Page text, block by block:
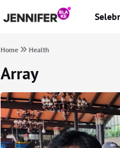
Home Health
Array